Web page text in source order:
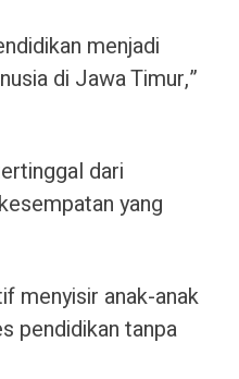
menjadi
di Jawa Timur,”
dari
yang
menyisir anak-anak
pendidikan tanpa